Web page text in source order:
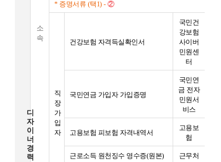
디
자
이
너
경
력
소
속
* 증명서류 (택1) - ②
직
장
가
입
자
건강보험 자격득실확인서
국민건
강보험
사이버
민원센
터
국민연금 가입자 가입증명
국민연
금 전자
민원서
비스
고용보험 피보험 자격내역서
고용보
험
근로소득 원천징수 영수증(원본) 근무처